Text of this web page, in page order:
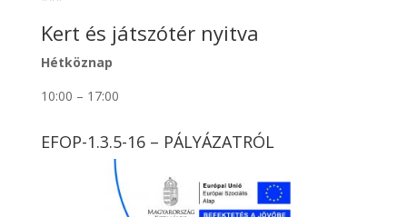
Kert és játszótér nyitva
Hétköznap
10:00 – 17:00
EFOP-1.3.5-16 – PÁLYÁZATRÓL